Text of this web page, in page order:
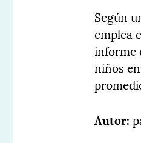
Según
emplea
informe
niños
Autor: